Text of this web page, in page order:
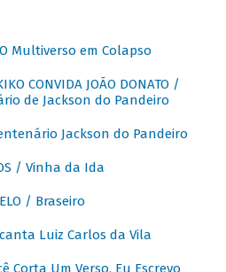
Multiverso em Colapso
CONVIDA JOÃO DONATO /
de Jackson do Pandeiro
Jackson do Pandeiro
/ Vinha da Ida
/ Braseiro
Luiz Carlos da Vila